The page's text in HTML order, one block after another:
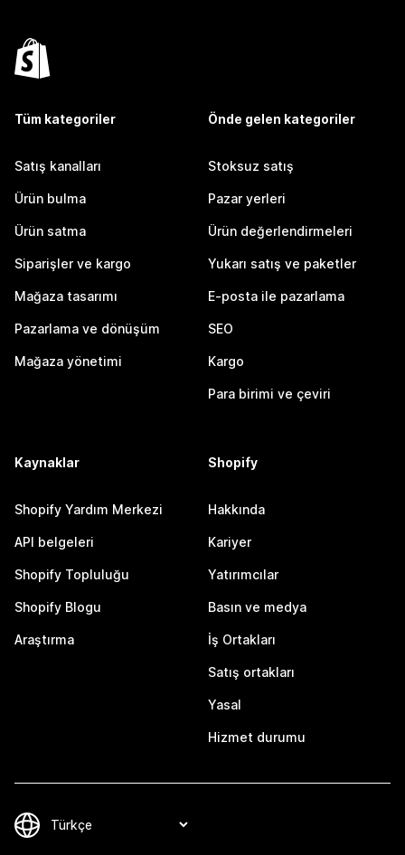
Tüm kategoriler
Satış kanalları
Ürün bulma
Ürün satma
Siparişler ve kargo
Mağaza tasarımı
Pazarlama ve dönüşüm
Mağaza yönetimi
Önde gelen kategoriler
Stoksuz satış
Pazar yerleri
Ürün değerlendirmeleri
Yukarı satış ve paketler
E-posta ile pazarlama
SEO
Kargo
Para birimi ve çeviri
Kaynaklar
Shopify Yardım Merkezi
API belgeleri
Shopify Topluluğu
Shopify Blogu
Araştırma
Shopify
Hakkında
Kariyer
Yatırımcılar
Basın ve medya
İş Ortakları
Satış ortakları
Yasal
Hizmet durumu